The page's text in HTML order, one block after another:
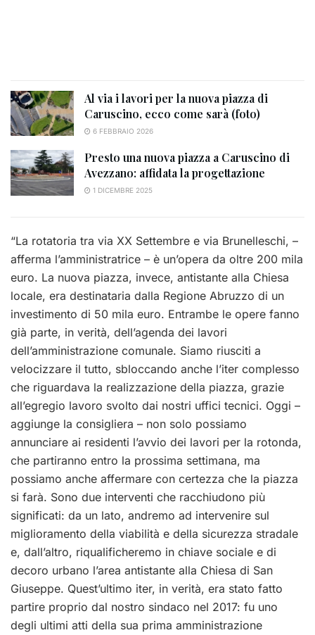
Al via i lavori per la nuova piazza di
Caruscino, ecco come sarà (foto)
6 FEBBRAIO 2026
Presto una nuova piazza a Caruscino di
Avezzano: affidata la progettazione
1 DICEMBRE 2025
“La rotatoria tra via XX Settembre e via Brunelleschi, –
afferma l’amministratrice – è un’opera da oltre 200 mila
euro. La nuova piazza, invece, antistante alla Chiesa
locale, era destinataria dalla Regione Abruzzo di un
investimento di 50 mila euro. Entrambe le opere fanno
già parte, in verità, dell’agenda dei lavori
dell’amministrazione comunale. Siamo riusciti a
velocizzare il tutto, sbloccando anche l’iter complesso
che riguardava la realizzazione della piazza, grazie
all’egregio lavoro svolto dai nostri uffici tecnici. Oggi –
aggiunge la consigliera – non solo possiamo
annunciare ai residenti l’avvio dei lavori per la rotonda,
che partiranno entro la prossima settimana, ma
possiamo anche affermare con certezza che la piazza
si farà. Sono due interventi che racchiudono più
significati: da un lato, andremo ad intervenire sul
miglioramento della viabilità e della sicurezza stradale
e, dall’altro, riqualificheremo in chiave sociale e di
decoro urbano l’area antistante alla Chiesa di San
Giuseppe. Quest’ultimo iter, in verità, era stato fatto
partire proprio dal nostro sindaco nel 2017: fu uno
degli ultimi atti della sua prima amministrazione